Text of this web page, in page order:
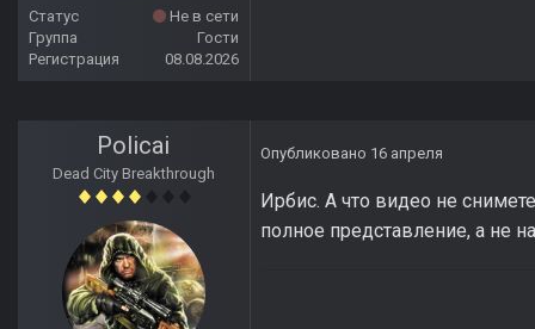
Статус
Не в сети
Группа
Гости
Регистрация
08.08.2026
Policai
Dead City Breakthrough
Опубликовано 16 апреля
Ирбис. А что видео не
полное представление, а не